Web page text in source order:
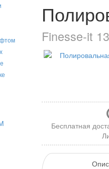
Finesse-it
Бесплатная